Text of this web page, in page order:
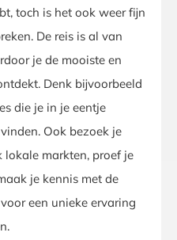
toch is het ook weer fijn
De reis is al van
je de mooiste en
Denk bijvoorbeeld
die je in je eentje
Ook bezoek je
lokale markten, proef je
je kennis met de
een unieke ervaring